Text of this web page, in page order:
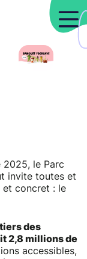
2025, le Parc
invite toutes et
et concret : le
des
2,8 millions de
accessibles,